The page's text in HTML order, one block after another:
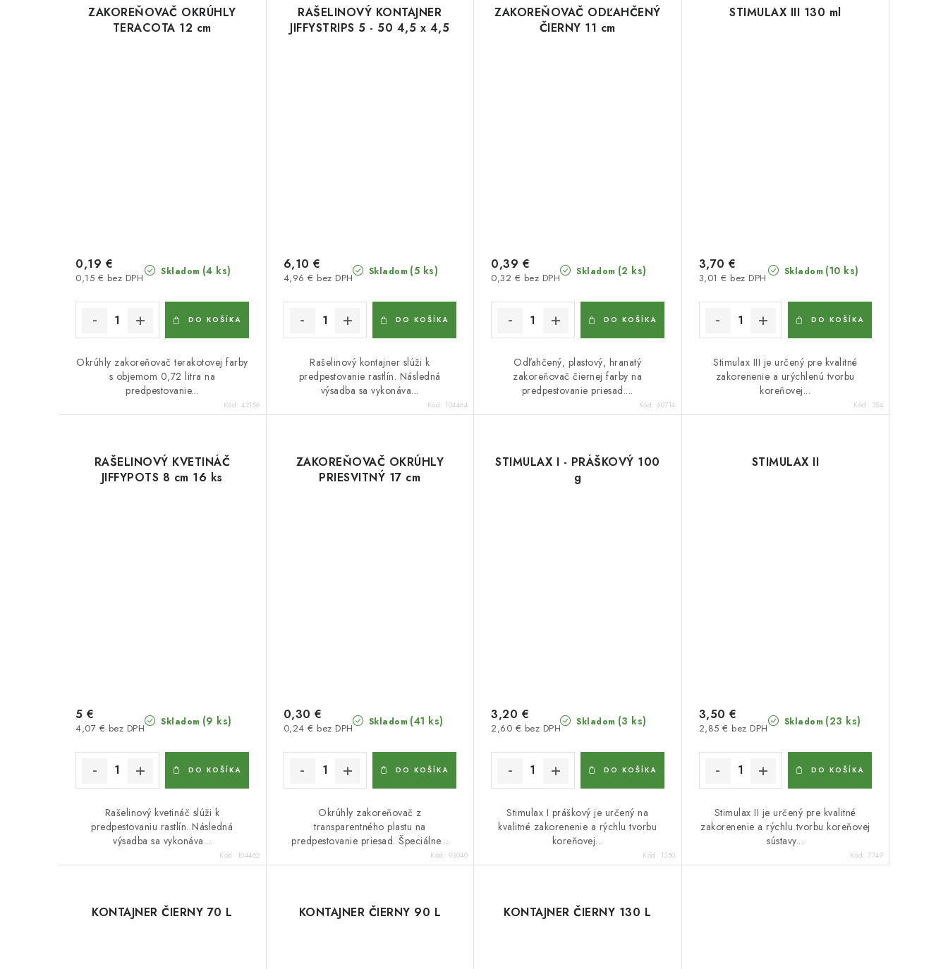
ZAKOREŇOVAČ OKRÚHLY
TERACOTA 12 cm
Skladom (4 ks)
0,15 € bez DPH
0,19 €
DO KOŠÍKA
Okrúhly zakoreňovač terakotovej farby
s objemom 0,72 litra na
predpestovanie...
Kód: 42156
RAŠELINOVÝ KONTAJNER
JIFFYSTRIPS 5 - 50 4,5 x 4,5
Skladom (5 ks)
4,96 € bez DPH
6,10 €
DO KOŠÍKA
Rašelinový kontajner slúži k
predpestovanie rastlín. Následná
výsadba sa vykonáva...
Kód: 104464
ZAKOREŇOVAČ ODĽAHČENÝ
ČIERNY 11 cm
Skladom (2 ks)
0,32 € bez DPH
0,39 €
DO KOŠÍKA
Odľahčený, plastový, hranatý
zakoreňovač čiernej farby na
predpestovanie priesad....
Kód: 60714
STIMULAX III 130 ml
Skladom (10 ks)
3,01 € bez DPH
3,70 €
DO KOŠÍKA
Stimulax III je určený pre kvalitné
zakorenenie a urýchlenú tvorbu
koreňovej...
Kód: 354
RAŠELINOVÝ KVETINÁČ
JIFFYPOTS 8 cm 16 ks
Skladom (9 ks)
4,07 € bez DPH
5 €
DO KOŠÍKA
Rašelinový kvetináč slúži k
predpestovaniu rastlín. Následná
výsadba sa vykonáva...
Kód: 104462
ZAKOREŇOVAČ OKRÚHLY
PRIESVITNÝ 17 cm
Skladom (41 ks)
0,24 € bez DPH
0,30 €
DO KOŠÍKA
Okrúhly zakoreňovač z
transparentného plastu na
predpestovanie priesad. Špeciálne...
Kód: 93040
STIMULAX I - PRÁŠKOVÝ 100
g
Skladom (3 ks)
2,60 € bez DPH
3,20 €
DO KOŠÍKA
Stimulax I práškový je určený na
kvalitné zakorenenie a rýchlu tvorbu
koreňovej...
Kód: 1350
STIMULAX II
Skladom (23 ks)
2,85 € bez DPH
3,50 €
DO KOŠÍKA
Stimulax II je určený pre kvalitné
zakorenenie a rýchlu tvorbu koreňovej
sústavy...
Kód: 7749
KONTAJNER ČIERNY 70 L KONTAJNER ČIERNY 90 L KONTAJNER ČIERNY 130 L